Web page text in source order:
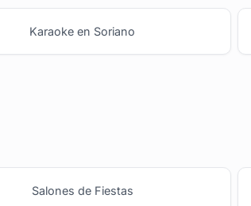
Karaoke en Soriano
Salones de Fiestas